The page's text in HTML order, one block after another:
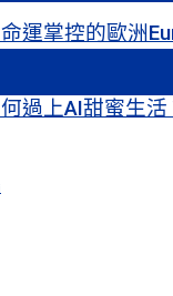
運掌控的歐洲
過上AI甜蜜生